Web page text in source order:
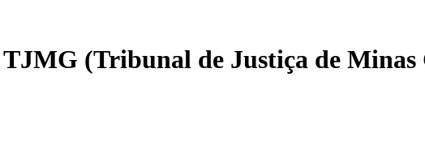
(Tribunal de Justiça de Minas